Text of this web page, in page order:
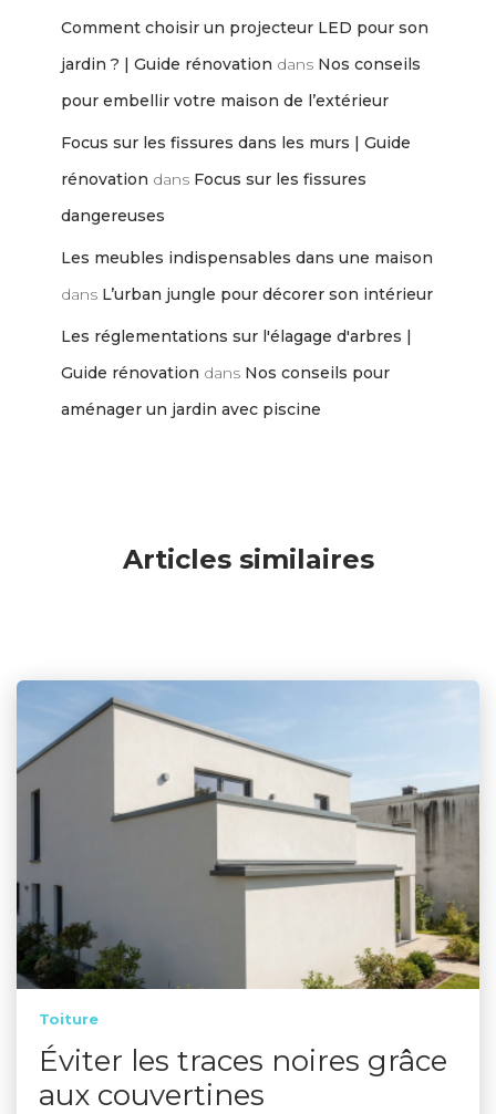
Comment choisir un projecteur LED pour son
jardin ? | Guide rénovation dans Nos conseils
pour embellir votre maison de l’extérieur
Focus sur les fissures dans les murs | Guide
rénovation dans Focus sur les fissures
dangereuses
Les meubles indispensables dans une maison
dans L’urban jungle pour décorer son intérieur
Les réglementations sur l'élagage d'arbres |
Guide rénovation dans Nos conseils pour
aménager un jardin avec piscine
Articles similaires
Toiture
Éviter les traces noires grâce
aux couvertines